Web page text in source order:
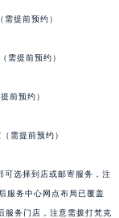
提前预约）
需提前预约）
前预约）
需提前预约）
可选择到店或邮寄服务，注
服务中心网点布局已覆盖
服务门店，注意需拨打梵克